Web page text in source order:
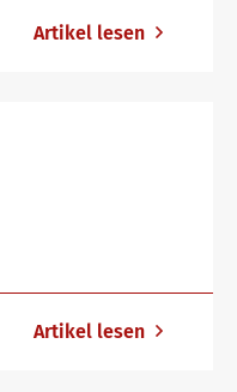
Artikel lesen
Artikel lesen